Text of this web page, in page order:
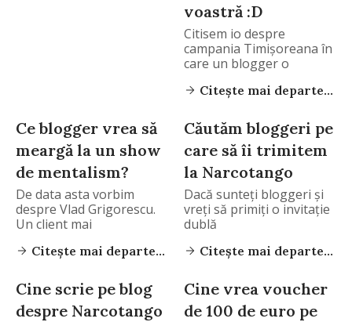
voastră :D
Citisem io despre
campania Timișoreana în
care un blogger o
Citește mai departe...
Ce blogger vrea să
meargă la un show
de mentalism?
De data asta vorbim
despre Vlad Grigorescu.
Un client mai
Citește mai departe...
Căutăm bloggeri pe
care să îi trimitem
la Narcotango
Dacă sunteți bloggeri și
vreți să primiți o invitație
dublă
Citește mai departe...
Cine scrie pe blog
despre Narcotango
Cine vrea voucher
de 100 de euro pe